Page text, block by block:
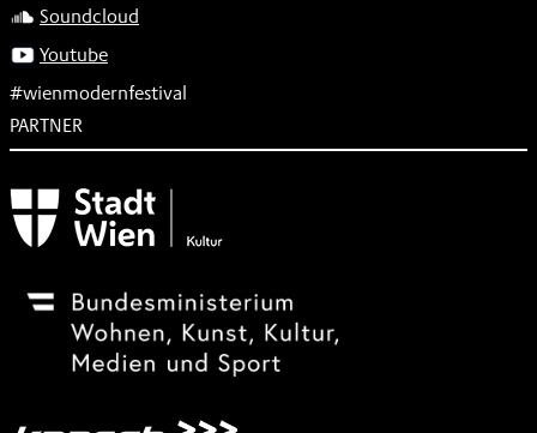
Soundcloud
Youtube
#wienmodernfestival
PARTNER
Subventionsgeber